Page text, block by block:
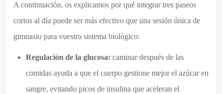
A continuación, os explicamos por qué integrar tres paseos
cortos al día puede ser más efectivo que una sesión única de
gimnasio para vuestro sistema biológico:
Regulación de la glucosa: caminar después de las
comidas ayuda a que el cuerpo gestione mejor el azúcar en
sangre, evitando picos de insulina que aceleran el